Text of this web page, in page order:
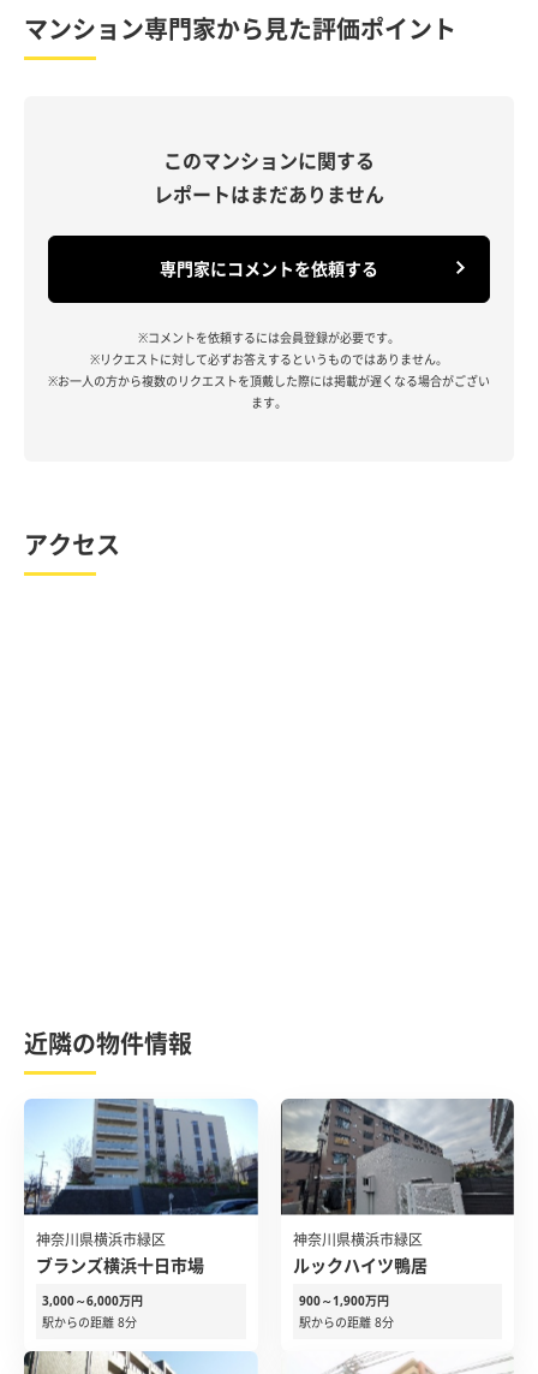
マンション専門家から見た評価ポイント
このマンションに関する
レポートはまだありません
専門家にコメントを依頼する
※コメントを依頼するには会員登録が必要です。
※リクエストに対して必ずお答えするというものではありません。
※お一人の方から複数のリクエストを頂戴した際には掲載が遅くなる場合がござい
ます。
アクセス
近隣の物件情報
神奈川県横浜市緑区
ブランズ横浜十日市場
3,000～6,000万円
駅からの距離 8分
神奈川県横浜市緑区
ルックハイツ鴨居
900～1,900万円
駅からの距離 8分